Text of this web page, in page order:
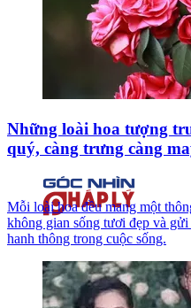
Những loài hoa tượng
quý, càng trưng càng
Mỗi loài hoa đều mang một
không gian sống tươi đẹp và
hanh thông trong cuộc sống.